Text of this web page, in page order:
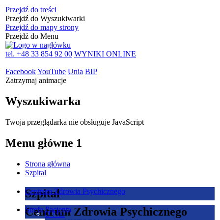
Przejdź do treści
Przejdź do Wyszukiwarki
Przejdź do mapy strony
Przejdź do Menu
tel. +48 33 854 92 00 WYNIKI ONLINE
FacebookYouTube Unia BIP
Zatrzymaj animacje
Wyszukiwarka
Twoja przeglądarka nie obsługuje JavaScript
Menu główne 1
Strona główna
Szpital
Szpital
O Nas
Centrum Zdrowia Psychicznego
Centrum Zdrowia Psychicznego
Strefa Pacjenta